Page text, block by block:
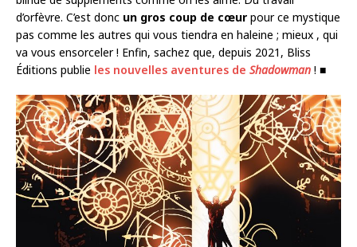
d’orfèvre. C’est donc un gros coup de cœur pour ce mystique
pas comme les autres qui vous tiendra en haleine ; mieux , qui
va vous ensorceler ! Enfin, sachez que, depuis 2021, Bliss
Éditions publie les nouvelles aventures de Shadowman ! ■